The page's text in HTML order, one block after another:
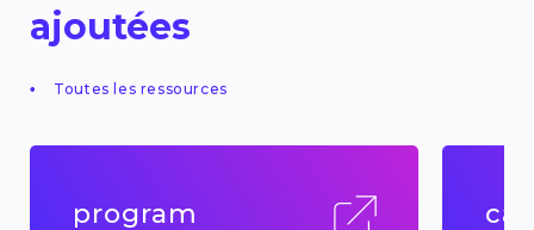
ajoutées
Toutes les ressources
program